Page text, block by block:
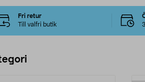
Fri retur
Till valfri butik